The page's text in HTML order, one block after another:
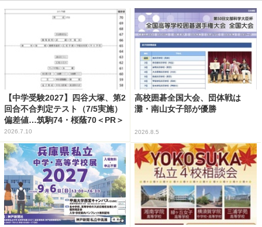
【中学受験2027】四谷大塚、第2
回合不合判定テスト（7/5実施）
偏差値…筑駒74・桜蔭70＜PR＞
2026.7.10
高校囲碁全国大会、団体戦は
灘・南山女子部が優勝
2026.8.5